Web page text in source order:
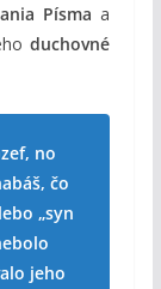
Písma a
duchovné
no
čo
„syn
jeho